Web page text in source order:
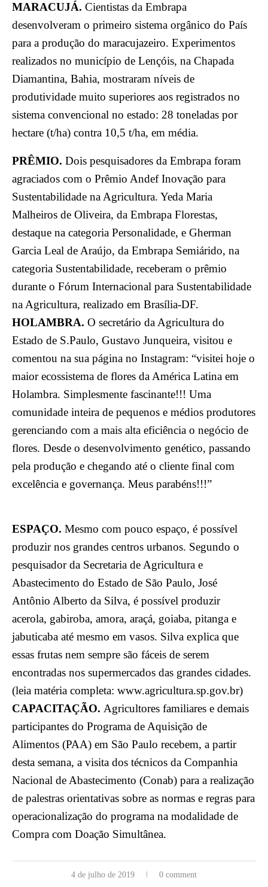
MARACUJÁ. Cientistas da Embrapa
desenvolveram o primeiro sistema orgânico do País
para a produção do maracujazeiro. Experimentos
realizados no município de Lençóis, na Chapada
Diamantina, Bahia, mostraram níveis de
produtividade muito superiores aos registrados no
sistema convencional no estado: 28 toneladas por
hectare (t/ha) contra 10,5 t/ha, em média.
PRÊMIO. Dois pesquisadores da Embrapa foram
agraciados com o Prêmio Andef Inovação para
Sustentabilidade na Agricultura. Yeda Maria
Malheiros de Oliveira, da Embrapa Florestas,
destaque na categoria Personalidade, e Gherman
Garcia Leal de Araújo, da Embrapa Semiárido, na
categoria Sustentabilidade, receberam o prêmio
durante o Fórum Internacional para Sustentabilidade
na Agricultura, realizado em Brasília-DF.
HOLAMBRA. O secretário da Agricultura do
Estado de S.Paulo, Gustavo Junqueira, visitou e
comentou na sua página no Instagram: “visitei hoje o
maior ecossistema de flores da América Latina em
Holambra. Simplesmente fascinante!!! Uma
comunidade inteira de pequenos e médios produtores
gerenciando com a mais alta eficiência o negócio de
flores. Desde o desenvolvimento genético, passando
pela produção e chegando até o cliente final com
excelência e governança. Meus parabéns!!!”
ESPAÇO. Mesmo com pouco espaço, é possível
produzir nos grandes centros urbanos. Segundo o
pesquisador da Secretaria de Agricultura e
Abastecimento do Estado de São Paulo, José
Antônio Alberto da Silva, é possível produzir
acerola, gabiroba, amora, araçá, goiaba, pitanga e
jabuticaba até mesmo em vasos. Silva explica que
essas frutas nem sempre são fáceis de serem
encontradas nos supermercados das grandes cidades.
(leia matéria completa: www.agricultura.sp.gov.br)
CAPACITAÇÃO. Agricultores familiares e demais
participantes do Programa de Aquisição de
Alimentos (PAA) em São Paulo recebem, a partir
desta semana, a visita dos técnicos da Companhia
Nacional de Abastecimento (Conab) para a realização
de palestras orientativas sobre as normas e regras para
operacionalização do programa na modalidade de
Compra com Doação Simultânea.
4 de julho de 2019 0 comment